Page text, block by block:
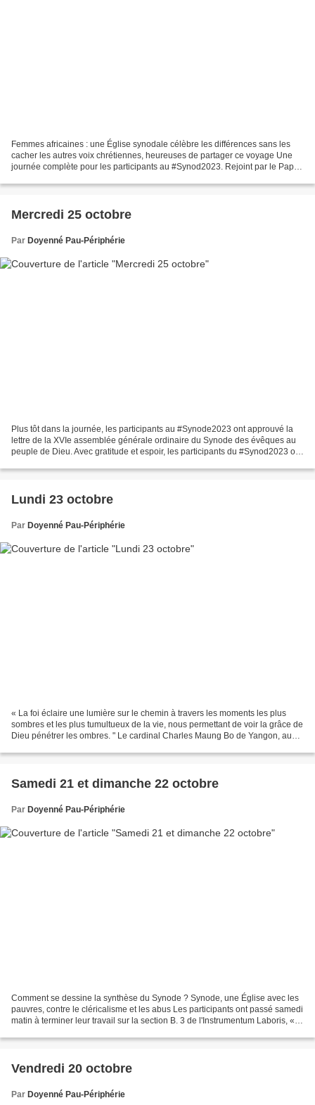
Femmes africaines : une Église synodale célèbre les différences sans les
cacher les autres voix chrétiennes, heureuses de partager ce voyage Une
journée complète pour les participants au #Synod2023. Rejoint par le Pape
Mercredi 25 octobre
Par Doyenné Pau-Périphérie
Plus tôt dans la journée, les participants au #Synode2023 ont approuvé la
lettre de la XVIe assemblée générale ordinaire du Synode des évêques au
peuple de Dieu. Avec gratitude et espoir, les participants du #Synod2023 ont
Lundi 23 octobre
Par Doyenné Pau-Périphérie
« La foi éclaire une lumière sur le chemin à travers les moments les plus
sombres et les plus tumultueux de la vie, nous permettant de voir la grâce de
Dieu pénétrer les ombres. " Le cardinal Charles Maung Bo de Yangon, au
Samedi 21 et dimanche 22 octobre
Par Doyenné Pau-Périphérie
Comment se dessine la synthèse du Synode ? Synode, une Église avec les
pauvres, contre le cléricalisme et les abus Les participants ont passé samedi
matin à terminer leur travail sur la section B. 3 de l'Instrumentum Laboris, «
Vendredi 20 octobre
Par Doyenné Pau-Périphérie